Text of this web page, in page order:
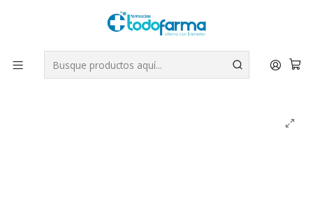
Tus compras tienen envío GRATIS por Rappi - Atención exclusiva
para Chile | WhatsApp +56
Leer más
Inicio Aciclovir (B) 400 mg 35 Comprimidos.